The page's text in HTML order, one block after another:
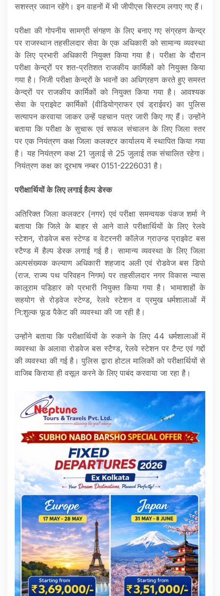
सशस्त्र जवान रहेंगे। इन वाहनों में भी जीपीएस सिस्टम लगाए गए हैं।
परीक्षा की गोपनीय सामग्री संगहण के लिए बनाए गए संग्रहण केन्द्र
पर राजस्थान तहसीलदार सेवा के एक अधिकारी को सामान्य व्यवस्था
के लिए प्रभारी अधिकारी नियुक्त किया गया है। परीक्षा के दौरान
परीक्षा केन्द्रों पर शत-प्रतिशत राजकीय कार्मिकों को नियुक्त किया
गया है। निजी परीक्षा केन्द्रों के भवनों का अधिग्रहण करते हुए समस्त
केन्द्रों पर राजकीय कार्मिकों को नियुक्त किया गया है। आवश्यक
सेवा के प्राइवेट कार्मिकों (वीडियोग्राफर एवं ड्राईवर) का पुलिस
सत्यापन करवाया जाकर उन्हें पहचान पत्र जारी किए गए हैं। उन्होंने
बताया कि परीक्षा के सुचारू एवं सफल संचालन के लिए जिला स्तर
पर एक नियंत्रण कक्ष जिला कलक्टर कार्यालय में स्थापित किया गया
है। यह नियंत्रण कक्ष 21 जुलाई से 25 जुलाई तक संचालित रहेगा।
नियंत्रण कक्ष का दूरभाष नम्बर 0151-2226031 है।
परीक्षार्थियों के लिए लगाई हैल्प डेस्क
अतिरिक्त जिला कलक्टर (नगर) एवं परीक्षा समन्वयक पंकज शर्मा ने
बताया कि जिले के बाहर से आने वाले परीक्षार्थियों के लिए रेलवे
स्टेशन, रोडवेज बस स्टेण्ड व वेटरनरी कॉलेज ग्राउन्ड प्राइवेट बस
स्टैण्ड में हैल्प डेस्क लगाई गई है। सामान्य व्यवस्था के लिए जिला
अल्पसंख्यक कल्याण अधिकारी शहजाद अली एवं रोडवेज बस डिपो
(राज. राज्य पथ परिवहन निगम) पर तहसीलदार नगर विकास न्यास
कालूराम पडिहार को प्रभारी नियुक्त किया गया है। भामाशाहों के
सहयोग से रोड़वेज स्टेण्ड, रेलवे स्टेशन व प्रमुख धर्मशालाओं में
नि:शुल्क फूड पैकेट की व्यवस्था की जा रही है।
उन्होंने बताया कि परीक्षार्थियों के रुकने के लिए 44 धर्मशालाओं में
व्यवस्था के अलावा रोडवेज बस स्टैण्ड, रेलवे स्टेशन पर टैन्ट एवं गद्दों
की व्यवस्था की गई है। पुलिस द्वारा होटल मालिकों को परीक्षार्थियों से
वाजिब किराया ही वसूल करने के लिए पाबंद करवाया जा रहा है।